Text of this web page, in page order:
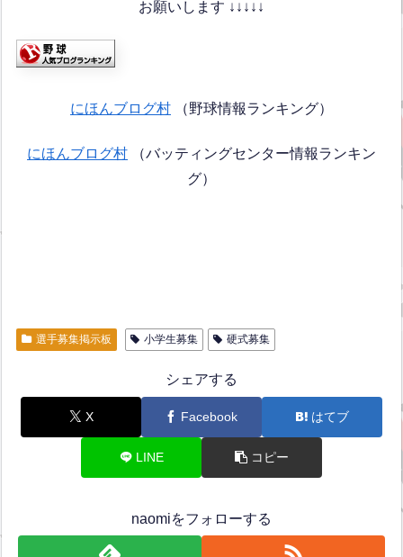
お願いします ↓↓↓↓↓
にほんブログ村 （野球情報ランキング）
にほんブログ村 （バッティングセンター情報ランキン
グ）
選手募集掲示板 小学生募集 硬式募集
シェアする
X Facebook はてブ
LINE コピー
naomiをフォローする